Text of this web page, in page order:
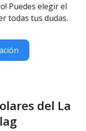
Puedes elegir el
todas tus dudas.
del La